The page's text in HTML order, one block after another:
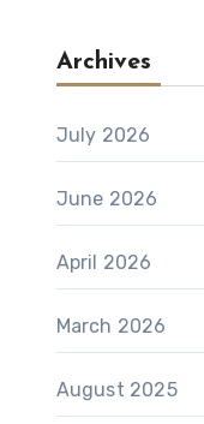
Archives
July 2026
June 2026
April 2026
March 2026
August 2025